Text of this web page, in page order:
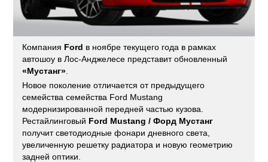
Компания Ford в ноябре текущего года в рамках
автошоу в Лос-Анджелесе представит обновленный
«Мустанг»
Новое поколение отличается от предыдущего
семейства семейства Ford Mustang
модернизированной передней частью кузова.
Рестайлинговый Ford Mustang / Форд Мустанг
получит светодиодные фонари дневного света,
увеличенную решетку радиатора и новую геометрию
задней оптики.